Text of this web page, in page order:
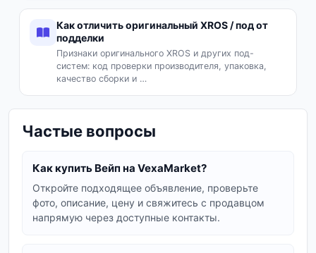
максимально удобным и безопасным для
каждого пользователя. Начните свой поиск
pod-системы прямо сейчас и найдите
идеальное устройство для себя!
Как отличить оригинальный XROS / под от
подделки
Признаки оригинального XROS и других под-
систем: код проверки производителя, упаковка,
качество сборки и …
Частые вопросы
Как купить Вейп на VexaMarket?
Откройте подходящее объявление, проверьте
фото, описание, цену и свяжитесь с продавцом
напрямую через доступные контакты.